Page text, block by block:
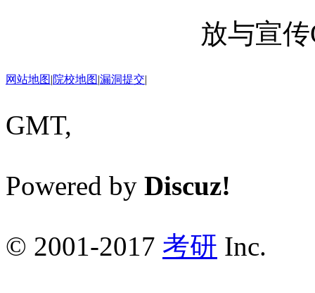
放与宣传
网站地图|院校地图|漏洞提交|
GMT,
Powered by Discuz!
© 2001-2017 考研 Inc.